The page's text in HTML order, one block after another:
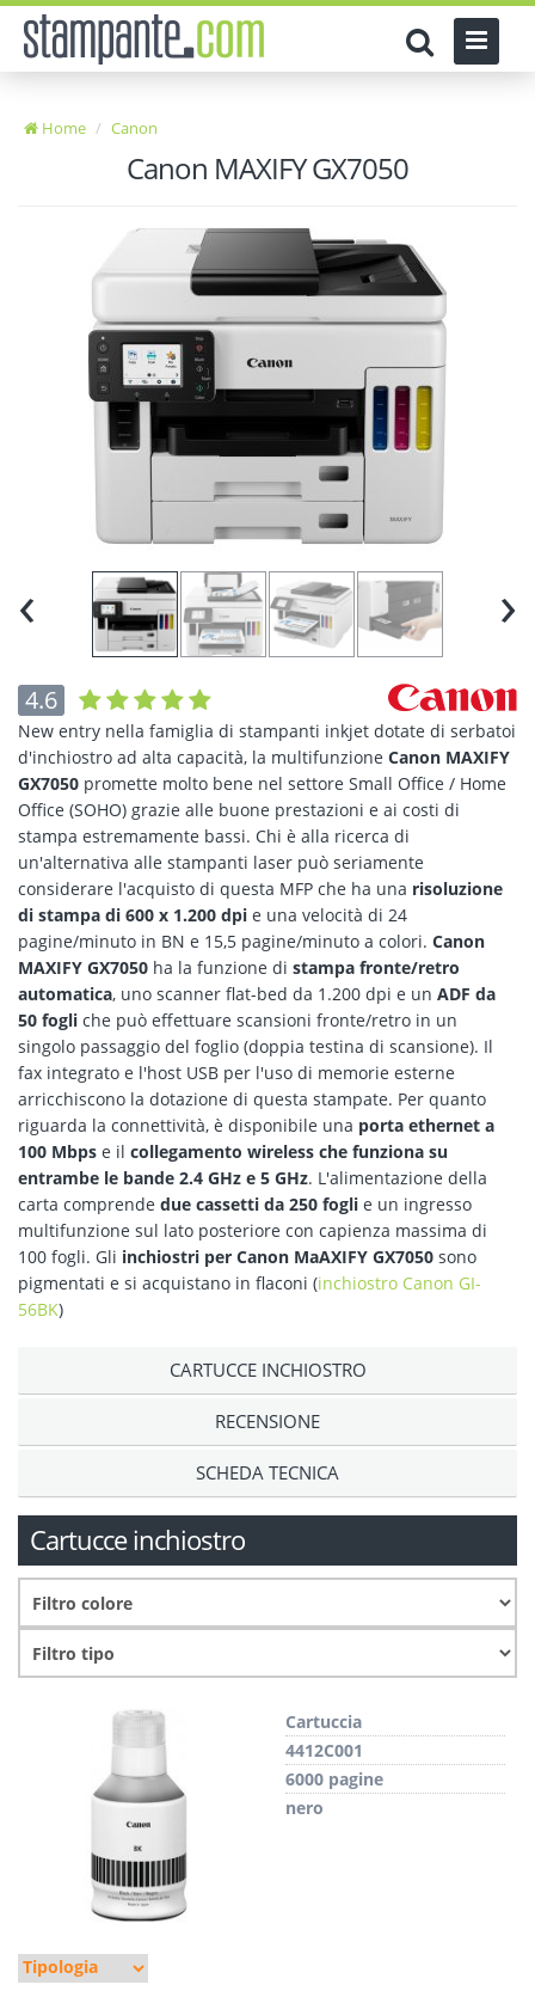
Home Canon
Canon MAXIFY GX7050
‹ ›
4.6
New entry nella famiglia di stampanti inkjet dotate di serbatoi
d'inchiostro ad alta capacità, la multifunzione Canon MAXIFY
GX7050 promette molto bene nel settore Small Office / Home
Office (SOHO) grazie alle buone prestazioni e ai costi di
stampa estremamente bassi. Chi è alla ricerca di
un'alternativa alle stampanti laser può seriamente
considerare l'acquisto di questa MFP che ha una risoluzione
di stampa di 600 x 1.200 dpi e una velocità di 24
pagine/minuto in BN e 15,5 pagine/minuto a colori. Canon
MAXIFY GX7050 ha la funzione di stampa fronte/retro
automatica, uno scanner flat-bed da 1.200 dpi e un ADF da
50 fogli che può effettuare scansioni fronte/retro in un
singolo passaggio del foglio (doppia testina di scansione). Il
fax integrato e l'host USB per l'uso di memorie esterne
arricchiscono la dotazione di questa stampate. Per quanto
riguarda la connettività, è disponibile una porta ethernet a
100 Mbps e il collegamento wireless che funziona su
entrambe le bande 2.4 GHz e 5 GHz. L'alimentazione della
carta comprende due cassetti da 250 fogli e un ingresso
multifunzione sul lato posteriore con capienza massima di
100 fogli. Gli inchiostri per Canon MaAXIFY GX7050 sono
pigmentati e si acquistano in flaconi (inchiostro Canon GI-
56BK)
CARTUCCE INCHIOSTRO
RECENSIONE
SCHEDA TECNICA
Cartucce inchiostro
Cartuccia
4412C001
6000 pagine
nero